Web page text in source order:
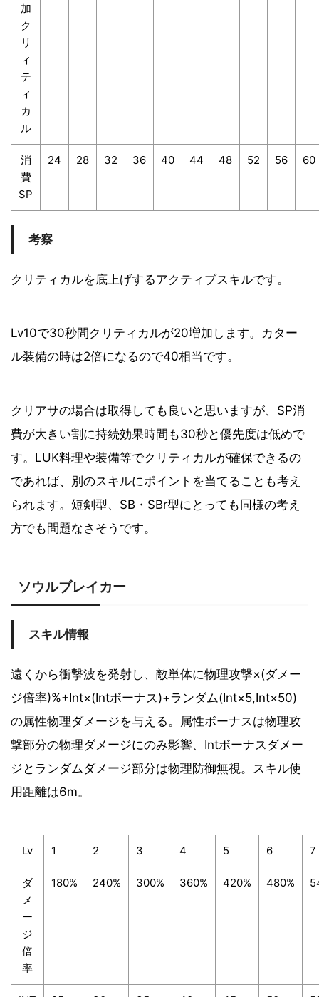
加
ク
リ
ィ
テ
ィ
カ
ル
消
費
SP
24 28 32 36 40 44 48 52 56 60
考察
クリティカルを底上げするアクティブスキルです。
Lv10で30秒間クリティカルが20増加します。カター
ル装備の時は2倍になるので40相当です。
クリアサの場合は取得しても良いと思いますが、SP消
費が大きい割に持続効果時間も30秒と優先度は低めで
す。LUK料理や装備等でクリティカルが確保できるの
であれば、別のスキルにポイントを当てることも考え
られます。短剣型、SB・SBr型にとっても同様の考え
方でも問題なさそうです。
ソウルブレイカー
スキル情報
遠くから衝撃波を発射し、敵単体に物理攻撃×(ダメー
ジ倍率)%+Int×(Intボーナス)+ランダム(Int×5,Int×50)
の属性物理ダメージを与える。属性ボーナスは物理攻
撃部分の物理ダメージにのみ影響、Intボーナスダメー
ジとランダムダメージ部分は物理防御無視。スキル使
用距離は6m。
Lv 1 2 3 4 5 6 7
ダ
メ
ー
ジ
倍
率
180% 240% 300% 360% 420% 480%